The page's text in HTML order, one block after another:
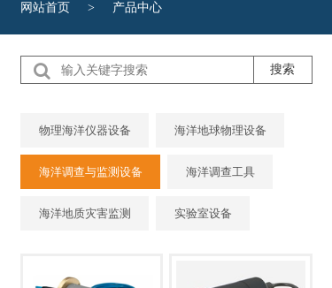
联系
网站首页 > 产品中心
物理海洋仪器设备 海洋地球物理设备
海洋调查与监测设备 海洋调查工具
海洋地质灾害监测 实验室设备
搜索